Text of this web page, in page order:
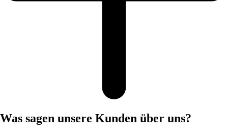
Was sagen unsere Kunden über uns?